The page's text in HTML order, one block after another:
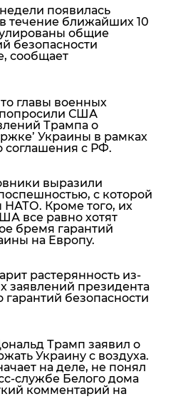
появилась
течение ближайших 10
общие
безопасности
сообщает
главы военных
США
Трампа о
Украины в рамках
соглашения с РФ.
выразили
с которой
Кроме того, их
все равно хотят
бремя гарантий
на Европу.
растерянность из-
заявлений президента
безопасности
Трамп заявил о
Украину с воздуха.
на деле, не понял
службе Белого дома
комментарий на